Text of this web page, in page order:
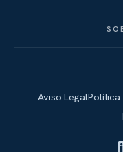
Aviso Legal